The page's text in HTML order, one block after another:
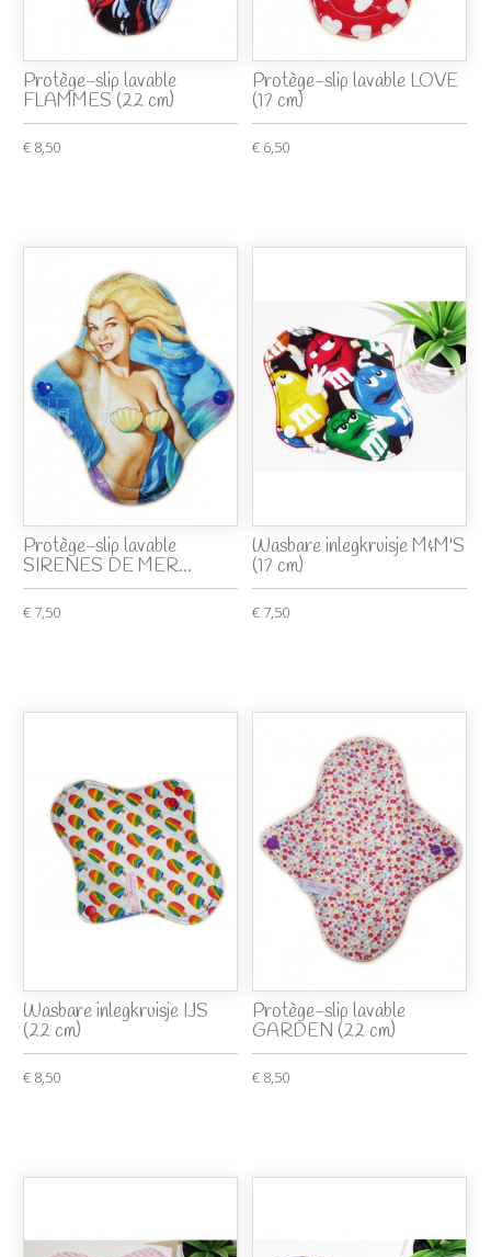
Protège-slip lavable
FLAMMES (22 cm)
€ 8,50
Protège-slip lavable LOVE
(17 cm)
€ 6,50
Protège-slip lavable
SIRENES DE MER...
€ 7,50
Wasbare inlegkruisje M&M'S
(17 cm)
€ 7,50
Wasbare inlegkruisje IJS
(22 cm)
€ 8,50
Protège-slip lavable
GARDEN (22 cm)
€ 8,50